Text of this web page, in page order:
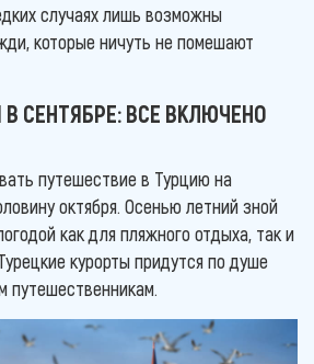
случаях лишь возможны
которые ничуть не помешают
СЕНТЯБРЕ: ВСЕ ВКЛЮЧЕНО
путешествие в Турцию на
октября. Осенью летний зной
как для пляжного отдыха, так и
курорты придутся по душе